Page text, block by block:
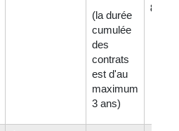
(la durée
cumulée
des
contrats
est d'au
maximum
3 ans)